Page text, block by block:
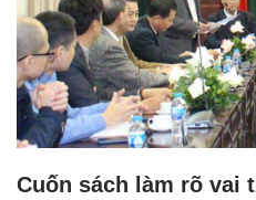
Cuốn sách làm rõ vai